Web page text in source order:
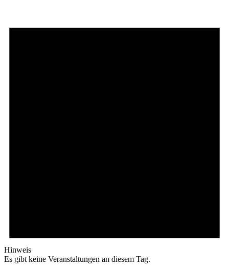
Hinweis
Es gibt keine Veranstaltungen an diesem Tag.